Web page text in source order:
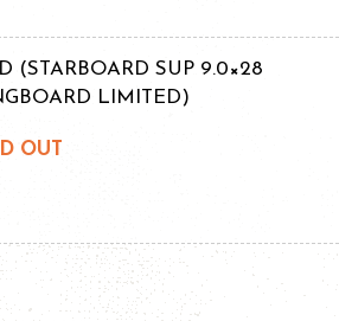
(STARBOARD SUP 9.0×28
LIMITED)
OUT